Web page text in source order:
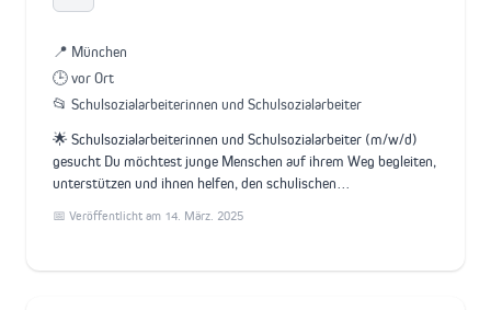
📍 München
🕒 vor Ort
📂 Schulsozialarbeiterinnen und Schulsozialarbeiter
🌟 Schulsozialarbeiterinnen und Schulsozialarbeiter (m/w/d)
gesucht Du möchtest junge Menschen auf ihrem Weg begleiten,
unterstützen und ihnen helfen, den schulischen…
📅 Veröffentlicht am 14. März. 2025